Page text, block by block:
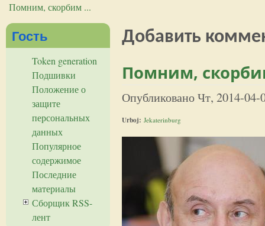
Вы здесь
Помним, скорбим ...
Добавить
Помним,
ОпубликованоЧт, 2014-04-
Urboj: Jekaterinburg
Гость
Token generation
Подшивки
Положение о
защите
персональных
данных
Популярное
содержимое
Последние
материалы
Сборщик RSS-
лент